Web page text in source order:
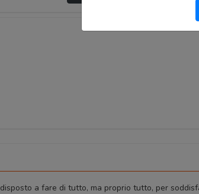
a fare di tutto, ma proprio tutto, per